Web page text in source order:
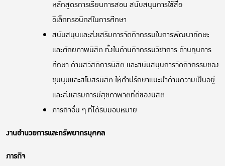
หลักสูตรการเรียนการสอน สนับสนุนการใช้สื่อ
อิเล็กทรอนิกส์ในการศึกษา
สนับสนุนและส่งเสริมการจัดกิจกรรมในการพัฒนาทักษะ
และศักยภาพนิสิต ทั้งในด้านกิจกรรมวิชาการ ด้านทุนการ
ศึกษา ด้านสวัสดิการนิสิต และสนับสนุนการจัดกิจกรรมของ
ชุมนุมและสโมสรนิสิต ให้คำปรึกษาแนะนำด้านความเป็นอยู่
และส่งเสริมการมีสุขภาพจิตที่ดีของนิสิต
ภารกิจอื่น ๆ ที่ได้รับมอบหมาย
งานอำนวยการและทรัพยากรบุคคล
ภารกิจ